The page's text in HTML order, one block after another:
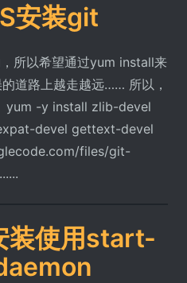
安装git
所以希望通过yum install来
道路上越走越远…… 所以，
yum -y install zlib-devel
devel gettext-devel
files/git-
装使用start-